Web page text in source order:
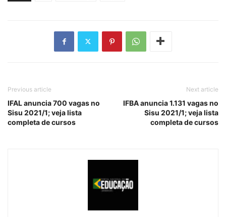
Previous article
IFAL anuncia 700 vagas no
Sisu 2021/1; veja lista
completa de cursos
Next article
IFBA anuncia 1.131 vagas no
Sisu 2021/1; veja lista
completa de cursos